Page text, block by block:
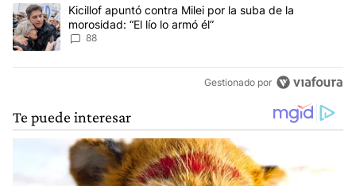
Un artículo de tendencia con el título "Kicillof apuntó contra Milei
Kicillof apuntó contra Milei por la suba de la
morosidad: “El lío lo armó él”
88
Gestionado por